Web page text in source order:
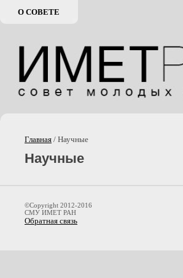
О СОВЕТЕ
Главная / Научные
Научные
©Copyright 2012-2016
СМУ ИМЕТ РАН
Обратная связь